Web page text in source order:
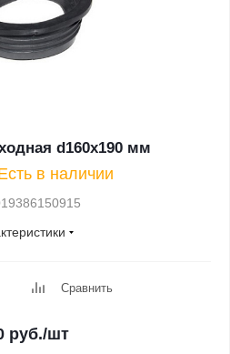
d160x190 мм
в наличии
Сравнить
руб./шт